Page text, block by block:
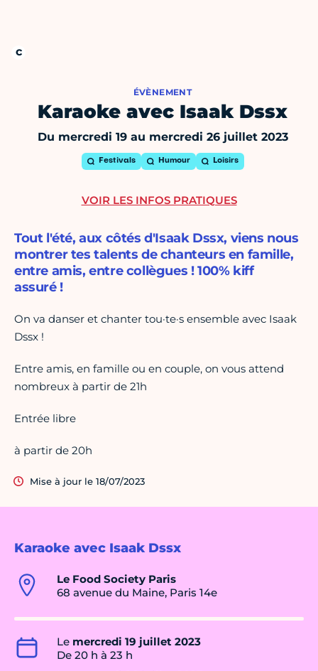
ÉVÈNEMENT
Karaoke avec Isaak Dssx
Du mercredi 19 au mercredi 26 juillet 2023
Festivals Humour Loisirs
Karaoke avec Isaak Dssx
Le Food Society Paris
68 avenue du Maine, Paris 14e
Le mercredi 19 juillet 2023
De 20 h à 23 h
Tout l'été, aux côtés d'Isaak Dssx, viens nous
montrer tes talents de chanteurs en famille,
entre amis, entre collègues ! 100% kiff
assuré !
On va danser et chanter tou·te·s ensemble avec Isaak
Dssx !
Entre amis, en famille ou en couple, on vous attend
nombreux à partir de 21h
Entrée libre
à partir de 20h
Mise à jour le 18/07/2023
VOIR LES INFOS PRATIQUES